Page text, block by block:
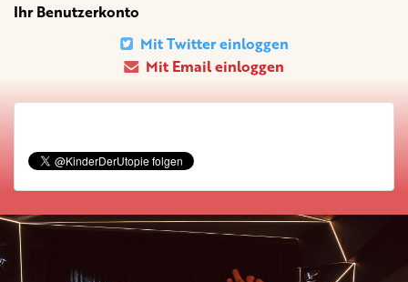
Ihr Benutzerkonto
Mit Twitter einloggen
Mit Email einloggen